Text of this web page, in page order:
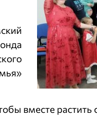
вместе растить